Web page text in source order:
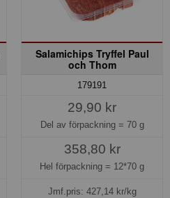
Salamichips Tryffel Paul
och Thom
179191
29,90 kr
Del av förpackning = 70 g
358,80 kr
Hel förpackning = 12*70 g
Jmf.pris: 427,14kr/kg